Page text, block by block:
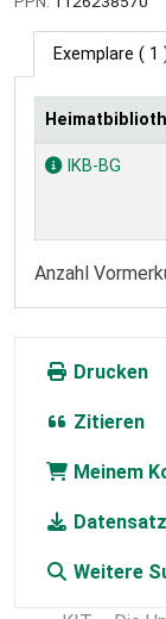
Exemplare ( 1
Exemplare
IKB-BG
Anzahl
Drucken
Zitieren
Meinem
Weitere